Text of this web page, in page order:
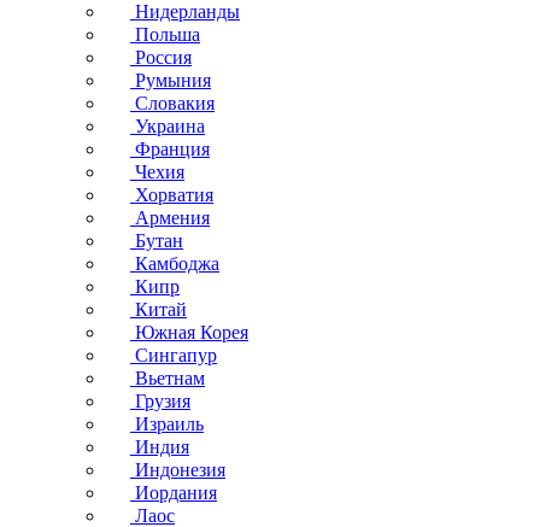
Нидерланды
Польша
Россия
Румыния
Словакия
Украина
Франция
Чехия
Хорватия
Армения
Бутан
Камбоджа
Кипр
Китай
Южная Корея
Сингапур
Вьетнам
Грузия
Израиль
Индия
Индонезия
Иордания
Лаос